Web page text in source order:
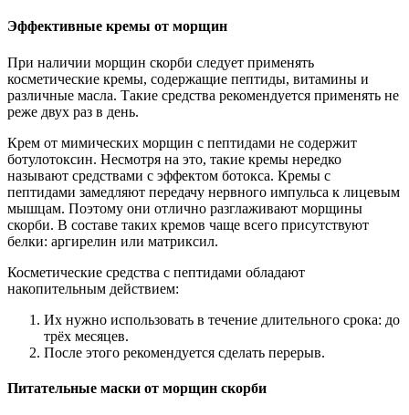
Эффективные кремы от морщин
При наличии морщин скорби следует применять
косметические кремы, содержащие пептиды, витамины и
различные масла. Такие средства рекомендуется применять не
реже двух раз в день.
Крем от мимических морщин с пептидами не содержит
ботулотоксин. Несмотря на это, такие кремы нередко
называют средствами с эффектом ботокса. Кремы с
пептидами замедляют передачу нервного импульса к лицевым
мышцам. Поэтому они отлично разглаживают морщины
скорби. В составе таких кремов чаще всего присутствуют
белки: аргирелин или матриксил.
Косметические средства с пептидами обладают
накопительным действием:
Их нужно использовать в течение длительного срока: до
трёх месяцев.
После этого рекомендуется сделать перерыв.
Питательные маски от морщин скорби